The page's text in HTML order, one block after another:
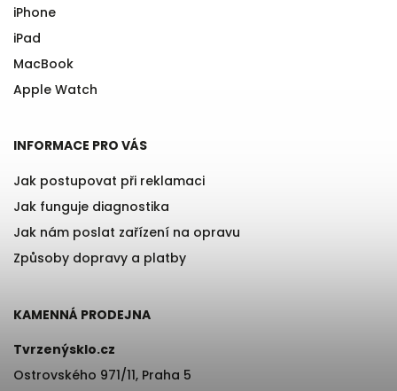
iPhone
iPad
MacBook
Apple Watch
INFORMACE PRO VÁS
Jak postupovat při reklamaci
Jak funguje diagnostika
Jak nám poslat zařízení na opravu
Způsoby dopravy a platby
KAMENNÁ PRODEJNA
Tvrzenýsklo.cz
Ostrovského 971/11, Praha 5